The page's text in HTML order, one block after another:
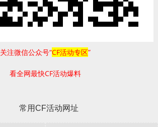
关注微信公众号“CF活动专区”
看全网最快CF活动爆料
常用CF活动网址